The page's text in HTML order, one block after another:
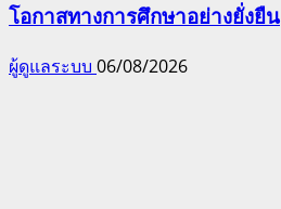
โอกาสทางการศึกษาอย่างยั่งยืน
ผู้ดูแลระบบ 06/08/2026